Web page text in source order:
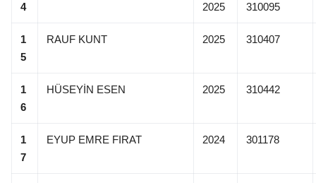
4
2025
310095
1
5
RAUF KUNT 2025 310407
1
6
HÜSEYİN ESEN 2025 310442
1
7
EYUP EMRE FIRAT 2024 301178